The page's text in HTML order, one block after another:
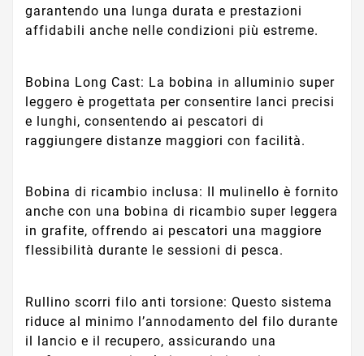
garantendo una lunga durata e prestazioni
affidabili anche nelle condizioni più estreme.
Bobina Long Cast: La bobina in alluminio super
leggero è progettata per consentire lanci precisi
e lunghi, consentendo ai pescatori di
raggiungere distanze maggiori con facilità.
Bobina di ricambio inclusa: Il mulinello è fornito
anche con una bobina di ricambio super leggera
in grafite, offrendo ai pescatori una maggiore
flessibilità durante le sessioni di pesca.
Rullino scorri filo anti torsione: Questo sistema
riduce al minimo l’annodamento del filo durante
il lancio e il recupero, assicurando una